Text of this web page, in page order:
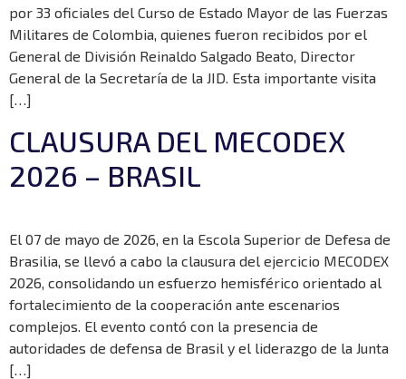
por 33 oficiales del Curso de Estado Mayor de las Fuerzas
Militares de Colombia, quienes fueron recibidos por el
General de División Reinaldo Salgado Beato, Director
General de la Secretaría de la JID. Esta importante visita
[…]
CLAUSURA DEL MECODEX
2026 – BRASIL
El 07 de mayo de 2026, en la Escola Superior de Defesa de
Brasilia, se llevó a cabo la clausura del ejercicio MECODEX
2026, consolidando un esfuerzo hemisférico orientado al
fortalecimiento de la cooperación ante escenarios
complejos. El evento contó con la presencia de
autoridades de defensa de Brasil y el liderazgo de la Junta
[…]